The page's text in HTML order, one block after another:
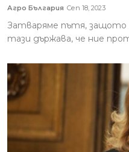
Агро България Сеп 18, 2023
Затваряме пътя, защото
тази държава, че ние